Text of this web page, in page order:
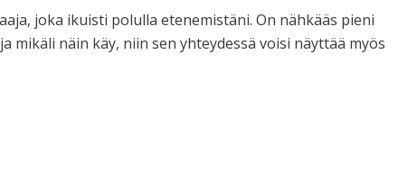
joka ikuisti polulla etenemistäni. On nähkääs pieni
mikäli näin käy, niin sen yhteydessä voisi näyttää myös